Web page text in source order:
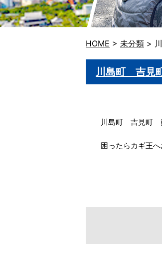
HOME > 未分類 >
川島町 吉見
川島町 吉見町
困ったらカギ王